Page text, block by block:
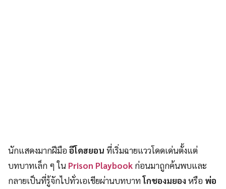
นักแสดงมากฝีมืออีโดฮยอน ที่เริ่มฉายแววโดดเด่นตั้งแต่
บทบาทเล็ก ๆ ใน Prison Playbook ก่อนมาถูกค้นพบและ
กลายเป็นที่รู้จักไปทั่วเอเชียผ่านบทบาทโกชองมยองหรือ พ่อ